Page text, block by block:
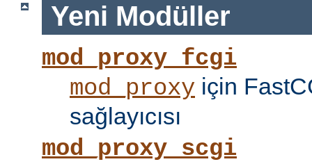
Yeni Modüller
mod_proxy_fcgi
mod_proxy için
sağlayıcısı
mod_proxy_scgi